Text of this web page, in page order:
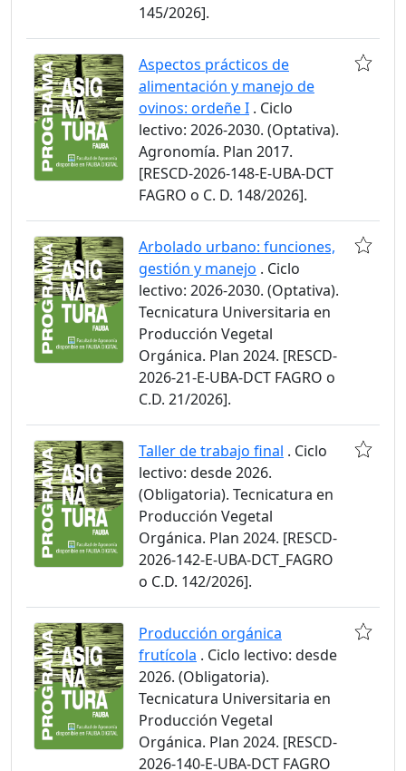
145/2026].
Aspectos prácticos de
alimentación y manejo de
ovinos: ordeñe I . Ciclo
lectivo: 2026-2030. (Optativa).
Agronomía. Plan 2017.
[RESCD-2026-148-E-UBA-DCT
FAGRO o C. D. 148/2026].
Arbolado urbano: funciones,
gestión y manejo . Ciclo
lectivo: 2026-2030. (Optativa).
Tecnicatura Universitaria en
Producción Vegetal
Orgánica. Plan 2024. [RESCD-
2026-21-E-UBA-DCT FAGRO o
C.D. 21/2026].
Taller de trabajo final . Ciclo
lectivo: desde 2026.
(Obligatoria). Tecnicatura en
Producción Vegetal
Orgánica. Plan 2024. [RESCD-
2026-142-E-UBA-DCT_FAGRO
o C.D. 142/2026].
Producción orgánica
frutícola . Ciclo lectivo: desde
2026. (Obligatoria).
Tecnicatura Universitaria en
Producción Vegetal
Orgánica. Plan 2024. [RESCD-
2026-140-E-UBA-DCT FAGRO